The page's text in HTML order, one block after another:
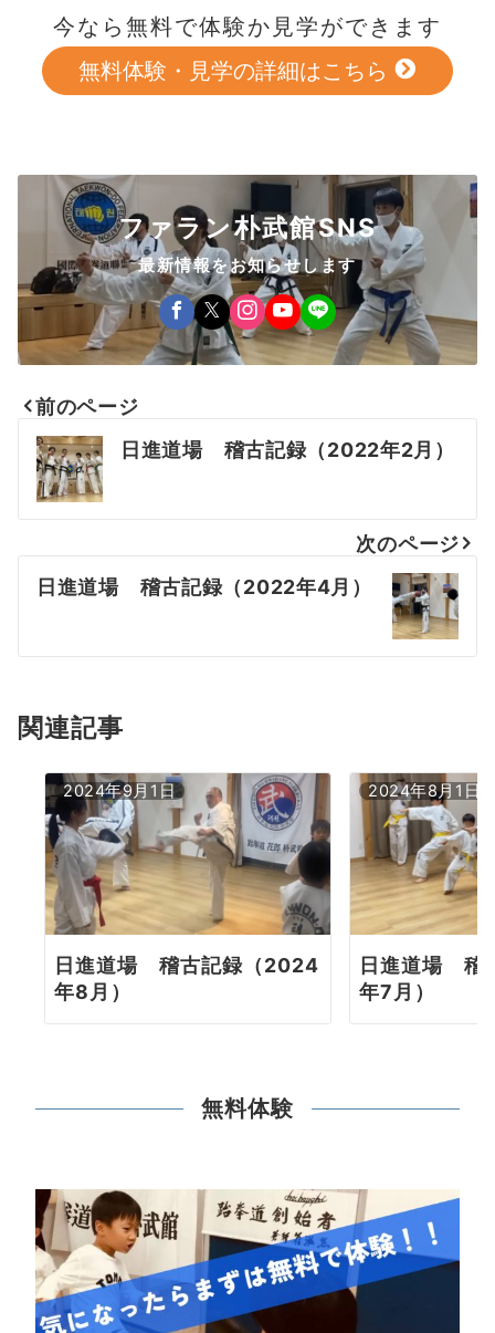
今なら無料で体験か見学ができます
無料体験・見学の詳細はこちら
ファラン朴武館SNS
最新情報をお知らせします
投
稿
ナ
ビ
ゲ
ョ
ン
前のページ
日進道場 稽古記録（2022年2月）
次のページ
日進道場 稽古記録（2022年4月）
関連記事
2024年9月1日
日進道場 稽古記録（2024
年8月）
2024年8月1日
日進道場 稽
年7月）
無料体験